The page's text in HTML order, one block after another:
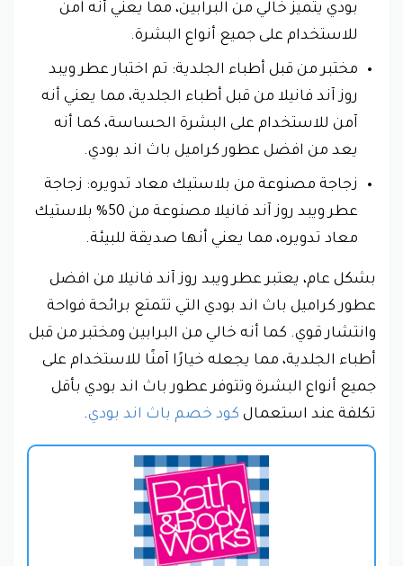
بودي يتميز خالي من البرابين، مما يعني أنه آمن
للاستخدام على جميع أنواع البشرة.
مختبر من قبل أطباء الجلدية: تم اختبار عطر ويبد
روز آند فانيلا من قبل أطباء الجلدية، مما يعني أنه
آمن للاستخدام على البشرة الحساسة، كما أنه
يعد من افضل عطور كراميل باث اند بودي.
زجاجة مصنوعة من بلاستيك معاد تدويره: زجاجة
عطر ويبد روز آند فانيلا مصنوعة من 50% بلاستيك
معاد تدويره، مما يعني أنها صديقة للبيئة.
بشكل عام، يعتبر عطر ويبد روز آند فانيلا من افضل
عطور كراميل باث اند بودي التي تتمتع برائحة فواحة
وانتشار قوي. كما أنه خالي من البرابين ومختبر من قبل
أطباء الجلدية، مما يجعله خيارًا آمنًا للاستخدام على
جميع أنواع البشرة وتتوفر عطور باث اند بودي بأقل
تكلفة عند استعمال كود خصم باث اند بودي.